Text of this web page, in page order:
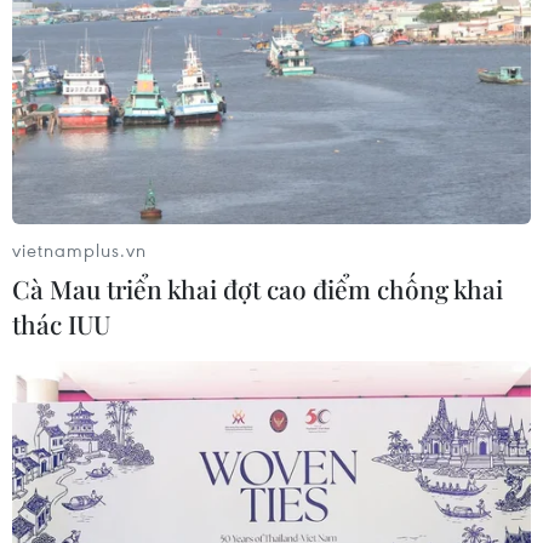
Hàn Quốc mở rộng điều tra nghi vấn thông đồng
giá sang ngành hóa dầu
06/08/2026 06:56
Kim ngạch thương mại song phương giữa hai nước
Việt Nam và Thái Lan
06/08/2026 06:24
Chủ động nguồn điện phục vụ Hội nghị cấp cao
APEC 2027
06/08/2026 04:31
Doanh nghiệp Trung Quốc đánh giá cao triển vọng
hợp tác cơ giới hóa nông nghiệp với Việt Nam
06/08/2026 04:14
Thống đốc Fed khuyến nghị tăng lãi suất nếu lạm
vietnamplus.vn
Cà Mau triển khai đợt cao điểm chống khai
thác IUU